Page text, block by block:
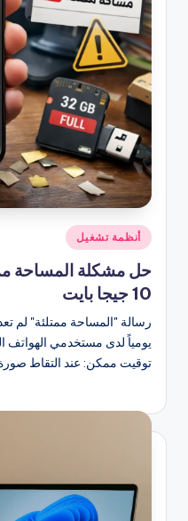
نُشر
في
أنظمة تشغيل
10 جيجا بايت
رسالة "المساحة ممتلئة" لم
يومياً لدى مستخدمي الهواتف
توقيت ممكن: عند التقاط